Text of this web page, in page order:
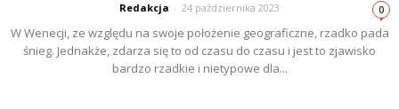
Redakcja - 24 października 2023 0
W Wenecji, ze względu na swoje położenie geograficzne, rzadko pada
śnieg. Jednakże, zdarza się to od czasu do czasu i jest to zjawisko
bardzo rzadkie i nietypowe dla...